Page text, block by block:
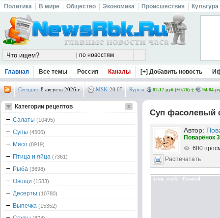
Политика В мире Общество Экономика Происшествия Культура
Главная Все темы Россия Каналы [+] Добавить новость
Сегодня: 8 августа 2026 г. MSK 20:05 Курсы: 82.17 руб (+0.76) 94.84
Суп фасолевый
Автор:
Поварёнок
600
Распечатать
Категории рецептов
Салаты (10495)
Супы (4506)
Мясо (8919)
Птица и яйца (7361)
Рыба (3698)
Овощи (1583)
Десерты (10780)
Выпечка (15352)